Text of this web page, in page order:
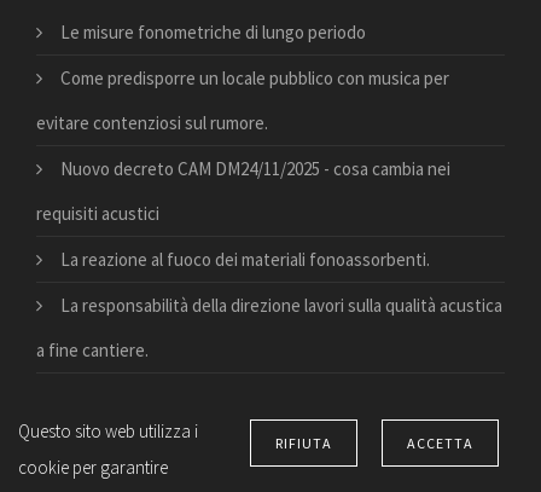
Le misure fonometriche di lungo periodo
Come predisporre un locale pubblico con musica per
evitare contenziosi sul rumore.
Nuovo decreto CAM DM24/11/2025 - cosa cambia nei
requisiti acustici
La reazione al fuoco dei materiali fonoassorbenti.
La responsabilità della direzione lavori sulla qualità acustica
a fine cantiere.
ACCETTA
RIFIUTA
Questo sito web utilizza i
cookie per garantire